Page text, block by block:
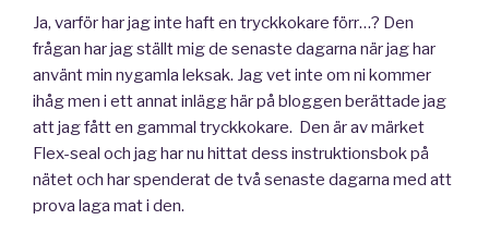
Ja, varför har jag inte haft en tryckkokare förr…? Den
frågan har jag ställt mig de senaste dagarna när jag har
använt min nygamla leksak. Jag vet inte om ni kommer
ihåg men i ett annat inlägg här på bloggen berättade jag
att jag fått en gammal tryckkokare. Den är av märket
Flex-seal och jag har nu hittat dess instruktionsbok på
nätet och har spenderat de två senaste dagarna med att
prova laga mat i den.